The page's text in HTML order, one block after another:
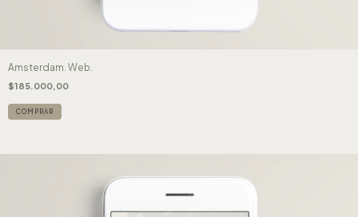
Amsterdam. Web.
$185.000,00